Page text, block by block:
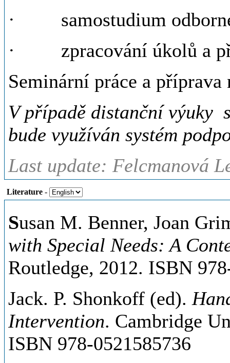
· samostudium
· zpracování úkolů a
Seminární práce a
V případě distanční výuky
bude využíván systém
Last update: Felcmanová
Literature -
Susan M. Benner, Joan
with Special Needs: A
Routledge, 2012. ISBN
Jack. P. Shonkoff (ed). H
Intervention. Cambridge
ISBN 978-0521585736